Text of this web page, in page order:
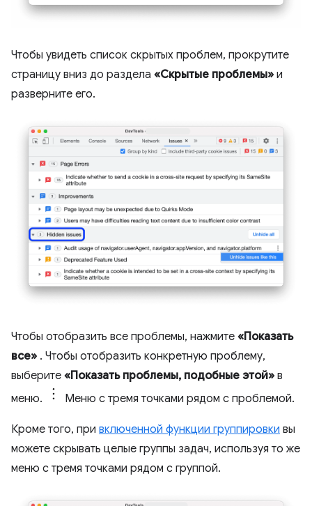
Чтобы увидеть список скрытых проблем, прокрутите
страницу вниз до раздела «Скрытые проблемы» и
разверните его.
Чтобы отобразить все проблемы, нажмите «Показать
все» . Чтобы отобразить конкретную проблему,
выберите «Показать проблемы, подобные этой» в
меню.
Меню с тремя точками рядом с проблемой.
Кроме того, при включенной функции группировки вы
можете скрывать целые группы задач, используя то же
меню с тремя точками рядом с группой.